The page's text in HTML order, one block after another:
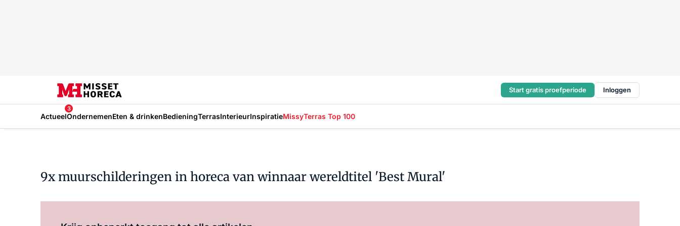
Start gratis proefperiode Inloggen
Actueel
3
OndernemenEten & drinkenBedieningTerrasInterieurInspiratieMissyTerras Top 100
9x muurschilderingen in horeca van winnaar wereldtitel 'Best Mural'